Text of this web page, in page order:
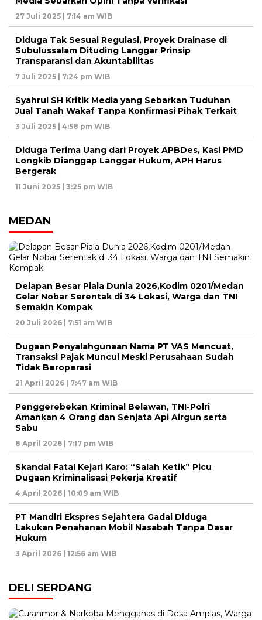
27 Juli 2025 | 7:14 am WIB
Diduga Tak Sesuai Regulasi, Proyek Drainase di
Subulussalam Dituding Langgar Prinsip
Transparansi dan Akuntabilitas
7 Juli 2025 | 7:24 pm WIB
Syahrul SH Kritik Media yang Sebarkan Tuduhan
Jual Tanah Wakaf Tanpa Konfirmasi Pihak Terkait
3 Juli 2025 | 4:58 pm WIB
Diduga Terima Uang dari Proyek APBDes, Kasi PMD
Longkib Dianggap Langgar Hukum, APH Harus
Bergerak
11 Juni 2025 | 3:25 pm WIB
MEDAN
Delapan Besar Piala Dunia 2026,Kodim 0201/Medan
Gelar Nobar Serentak di 34 Lokasi, Warga dan TNI
Semakin Kompak
20 Juli 2026 | 7:51 am WIB
Dugaan Penyalahgunaan Nama PT VAS Mencuat,
Transaksi Pajak Muncul Meski Perusahaan Sudah
Tidak Beroperasi
21 April 2026 | 7:47 am WIB
Penggerebekan Kriminal Belawan, TNI-Polri
Amankan 4 Orang dan Senjata Api Airgun serta
Sabu
8 April 2026 | 7:17 pm WIB
Skandal Fatal Kejari Karo: “Salah Ketik” Picu
Dugaan Kriminalisasi Pekerja Kreatif
4 April 2026 | 10:09 am WIB
PT Mandiri Ekspres Sejahtera Gadai Diduga
Lakukan Penahanan Mobil Nasabah Tanpa Dasar
Hukum
3 April 2026 | 12:56 am WIB
DELI SERDANG